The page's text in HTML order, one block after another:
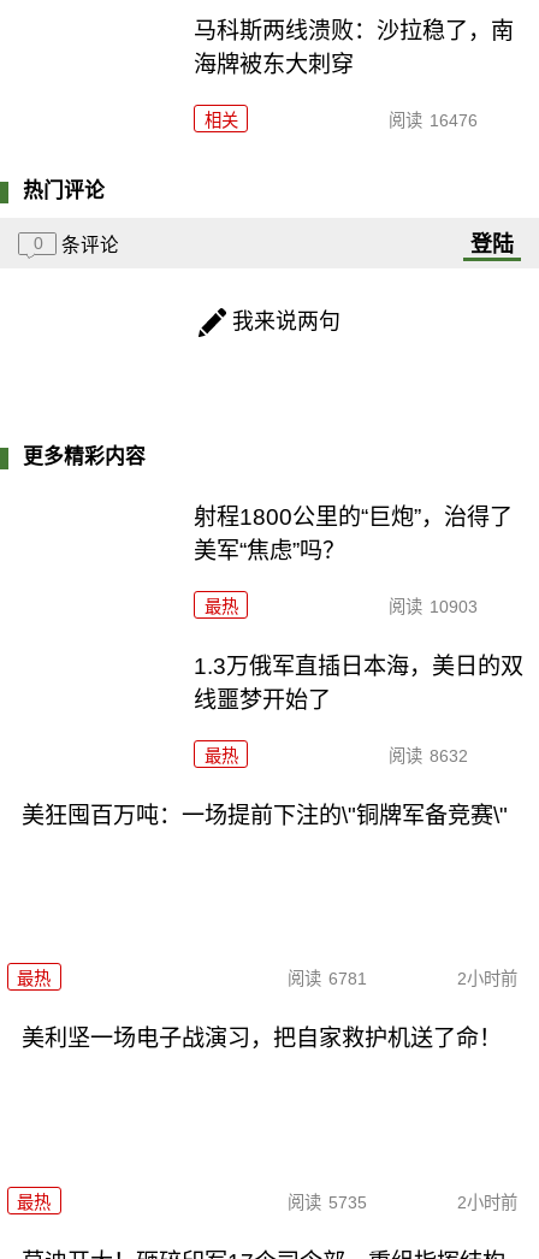
马科斯两线溃败：沙拉稳了，南
海牌被东大刺穿
相关 阅读 16476
热门评论
0 条评论 登陆
我来说两句
更多精彩内容
射程1800公里的“巨炮”，治得了
美军“焦虑”吗？
最热 阅读 10903
1.3万俄军直插日本海，美日的双
线噩梦开始了
最热 阅读 8632
美狂囤百万吨：一场提前下注的\"铜牌军备竞赛\"
最热 阅读 6781 2小时前
美利坚一场电子战演习，把自家救护机送了命！
最热 阅读 5735 2小时前